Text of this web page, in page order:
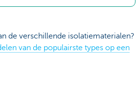
de verschillende isolatiematerialen?
van de populairste types op een